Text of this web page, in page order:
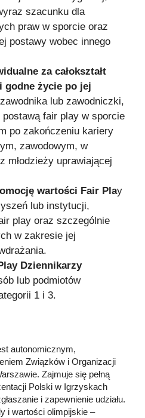
szacunku dla
praw w sporcie oraz
postawy wobec innego
za całokształt
godne życie po jej
lub zawodniczki,
fair play w sporcie
po zakończeniu kariery
zawodowym, w
młodzieży uprawiającej
wartości Fair Play
lub instytucji,
play oraz szczególnie
w zakresie jej
Dziennikarzy
lub podmiotów
1 i 3.
autonomicznym,
Związków i Organizacji
Zajmuje się pełną
Polski w Igrzyskach
i zapewnienie udziału.
i wartości olimpijskie –